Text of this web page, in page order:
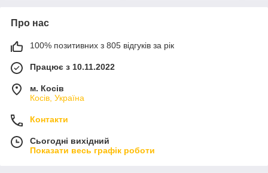
Про нас
100% позитивних з 805 відгуків за рік
Працює з 10.11.2022
м. Косів
Косів, Україна
Контакти
Сьогодні вихідний
Показати весь графік роботи